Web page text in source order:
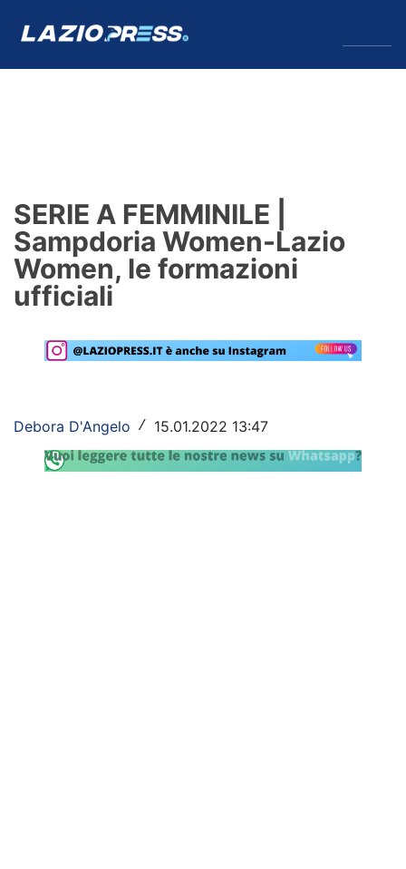
Formello
Infortuni
Primavera
Calciomercato
Rassegna Lazio
Social
SERIE A FEMMINILE |
Sampdoria Women-Lazio
Women, le formazioni
ufficiali
Debora D'Angelo / 15.01.2022 13:47